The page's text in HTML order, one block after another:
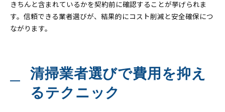
きちんと含まれているかを契約前に確認することが挙げられま
す。信頼できる業者選びが、結果的にコスト削減と安全確保につ
ながります。
清掃業者選びで費用を抑え
るテクニック